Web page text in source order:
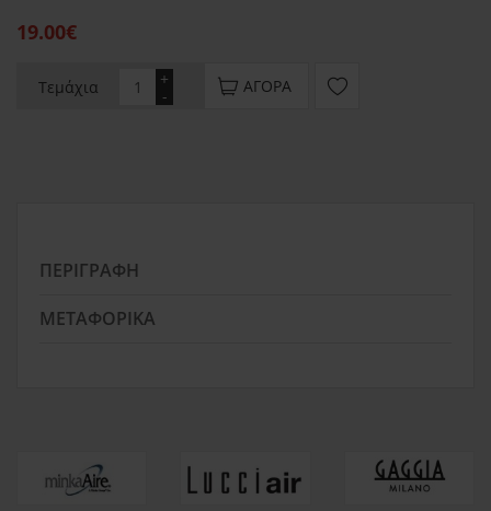
19.00€
Τεμάχια -
+ ΑΓΟΡΆ
ΠΕΡΙΓΡΑΦΉ
ΜΕΤΑΦΟΡΙΚΆ